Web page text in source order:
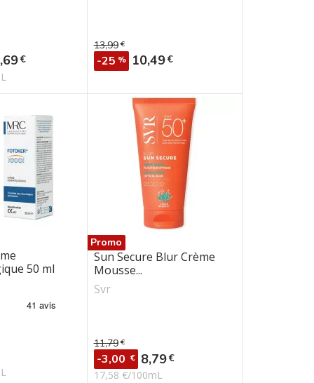
€
Prix de base
13,99 €
-25 % Prix
10,49€
50 ml
Promo
Sun Secure Blur Crème
Mousse...
Svr
Prix de base
11,79 €
-3,00 € Prix
8,79€
17,58 €/100mL